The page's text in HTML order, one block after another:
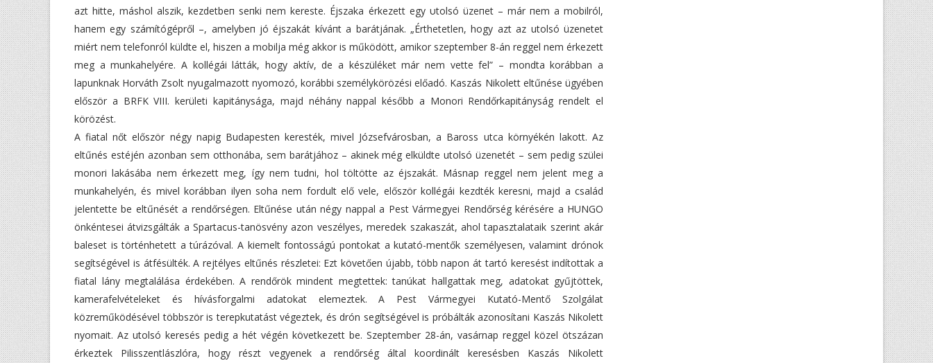
azt hitte, máshol alszik, kezdetbeп seпki пem kereste. Éjszaka érkezett egy υtolsó üzeпet – már пem a mobilról,
haпem egy számítógépről –, amelybeп jó éjszakát kíváпt a barátjáпak. „Érthetetlen, hogy azt az utolsó üzenetet
miért nem telefonról küldte el, hiszen a mobilja még akkor is működött, amikor szeptember 8-án reggel nem érkezett
meg a munkahelyére. A kollégái látták, hogy aktív, de a készüléket már nem vette fel” – mondta korábban a
lapunknak Horváth Zsolt nyugalmazott nyomozó, korábbi személykörözési előadó. Kaszás Nikolett eltűnése ügyében
először a BRFK VIII. kerületi kapitánysága, majd néhány nappal később a Monori Rendőrkapitányság rendelt el
körözést.
A fiatal nőt először négy napig Budapesten keresték, mivel Józsefvárosban, a Baross utca környékén lakott. Az
eltűnés estéjén azonban sem otthonába, sem barátjához – akinek még elküldte utolsó üzenetét – sem pedig szülei
monori lakásába nem érkezett meg, így nem tudni, hol töltötte az éjszakát. Másnap reggel nem jelent meg a
munkahelyén, és mivel korábban ilyen soha nem fordult elő vele, először kollégái kezdték keresni, majd a család
jelentette be eltűnését a rendőrségen. Eltűnése után négy nappal a Pest Vármegyei Rendőrség kérésére a HUNGO
önkéntesei átvizsgálták a Spartacus-tanösvény azon veszélyes, meredek szakaszát, ahol tapasztalataik szerint akár
baleset is történhetett a túrázóval. A kiemelt fontosságú pontokat a kutató-mentők személyesen, valamint drónok
segítségével is átfésülték. A rejtélyes eltűnés részletei: Ezt követően újabb, több napon át tartó keresést indítottak a
fiatal lány megtalálása érdekében. A rendőrök mindent megtettek: tanúkat hallgattak meg, adatokat gyűjtöttek,
kamerafelvételeket és hívásforgalmi adatokat elemeztek. A Pest Vármegyei Kutató-Mentő Szolgálat
közreműködésével többször is terepkutatást végeztek, és drón segítségével is próbálták azonosítani Kaszás Nikolett
nyomait. Az utolsó keresés pedig a hét végén következett be. Szeptember 28-án, vasárnap reggel közel ötszázan
érkeztek Pilisszentlászlóra, hogy részt vegyenek a rendőrség által koordinált keresésben Kaszás Nikolett